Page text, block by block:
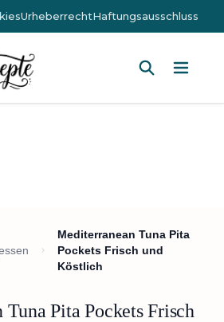
UrheberrechtHaftungsausschluss
Mediterranean Tuna Pita
Pockets Frisch und
Köstlich
Pita Pockets Frisch